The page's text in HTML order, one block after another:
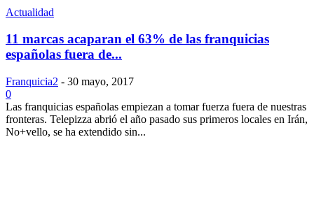
Actualidad
11 marcas acaparan el 63% de las franquicias
españolas fuera de...
Franquicia2 - 30 mayo, 2017
0
Las franquicias españolas empiezan a tomar fuerza fuera de nuestras
fronteras. Telepizza abrió el año pasado sus primeros locales en Irán,
No+vello, se ha extendido sin...